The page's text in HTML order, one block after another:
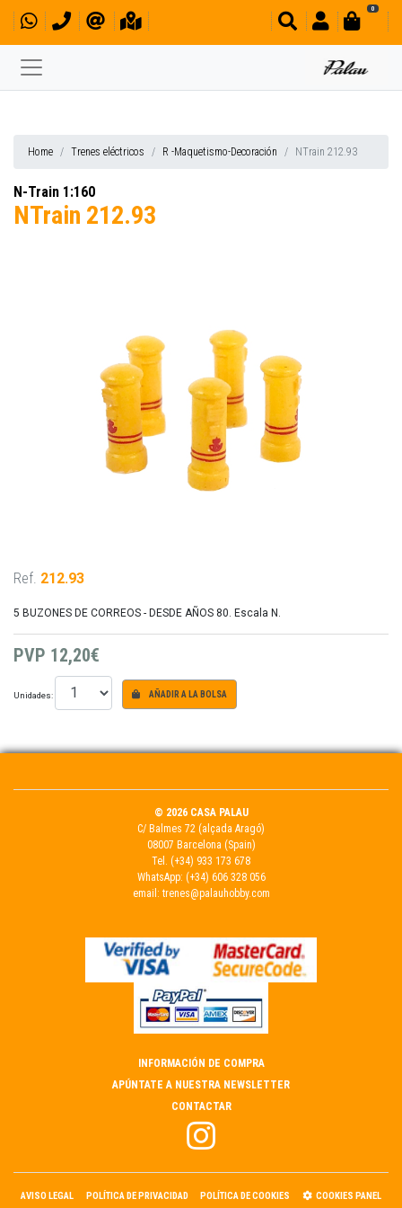
0
Home Trenes eléctricos R -Maquetismo-Decoración NTrain 212.93
N-Train 1:160
NTrain 212.93
Ref. 212.93
5 BUZONES DE CORREOS - DESDE AÑOS 80. Escala N.
PVP 12,20€
Unidades: AÑADIR A LA BOLSA
© 2026 CASA PALAU
C/ Balmes 72 (alçada Aragó)
08007 Barcelona (Spain)
Tel. (+34) 933 173 678
WhatsApp: (+34) 606 328 056
email: trenes@palauhobby.com
INFORMACIÓN DE COMPRA
APÚNTATE A NUESTRA NEWSLETTER
CONTACTAR
AVISO LEGAL POLÍTICA DE PRIVACIDAD POLÍTICA DE COOKIES COOKIES PANEL